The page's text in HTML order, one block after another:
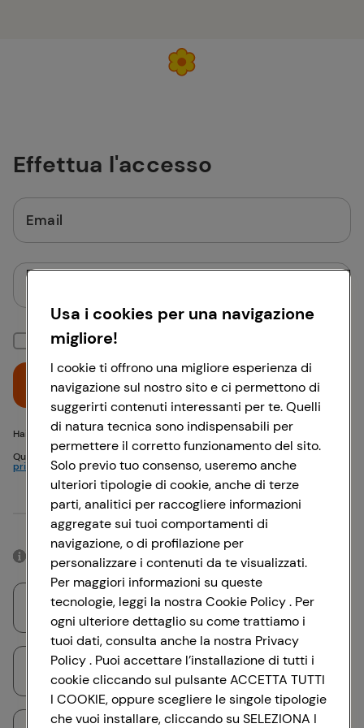
Effettua l'accesso
Email
Mantieni la sessione attiva
Hai problemi di accesso? {{recover-pwd}} o {{recover-email}}
Questo sito è protetto da reCAPTCHA e si applicano
privacy eTermini di servizioGoogle
Accedi
Oppure
Accedendo con il tuo account social, rimarrai connesso per 12 ore.
Accedi con Google
Usa i cookies per una navigazione
migliore!
I cookie ti offrono una migliore esperienza di
navigazione sul nostro sito e ci permettono di
suggerirti contenuti interessanti per te. Quelli
di natura tecnica sono indispensabili per
permettere il corretto funzionamento del sito.
Solo previo tuo consenso, useremo anche
ulteriori tipologie di cookie, anche di terze
parti, analitici per raccogliere informazioni
aggregate sui tuoi comportamenti di
navigazione, o di profilazione per
personalizzare i contenuti da te visualizzati.
Per maggiori informazioni su queste
tecnologie, leggi la nostra Cookie Policy . Per
ogni ulteriore dettaglio su come trattiamo i
tuoi dati, consulta anche la nostra Privacy
Policy . Puoi accettare l’installazione di tutti i
cookie cliccando sul pulsante ACCETTA TUTTI
I COOKIE, oppure scegliere le singole tipologie
che vuoi installare, cliccando su SELEZIONA I